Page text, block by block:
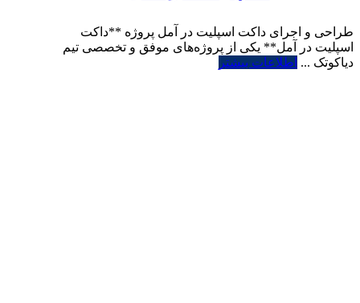
طراحی و اجرای داکت اسپلیت در آمل پروژه **داکت
اسپلیت در آمل** یکی از پروژه‌های موفق و تخصصی تیم
دیاکوتک ... اطلاعات بیشتر